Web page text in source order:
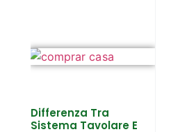
Differenza Tra
Sistema Tavolare E